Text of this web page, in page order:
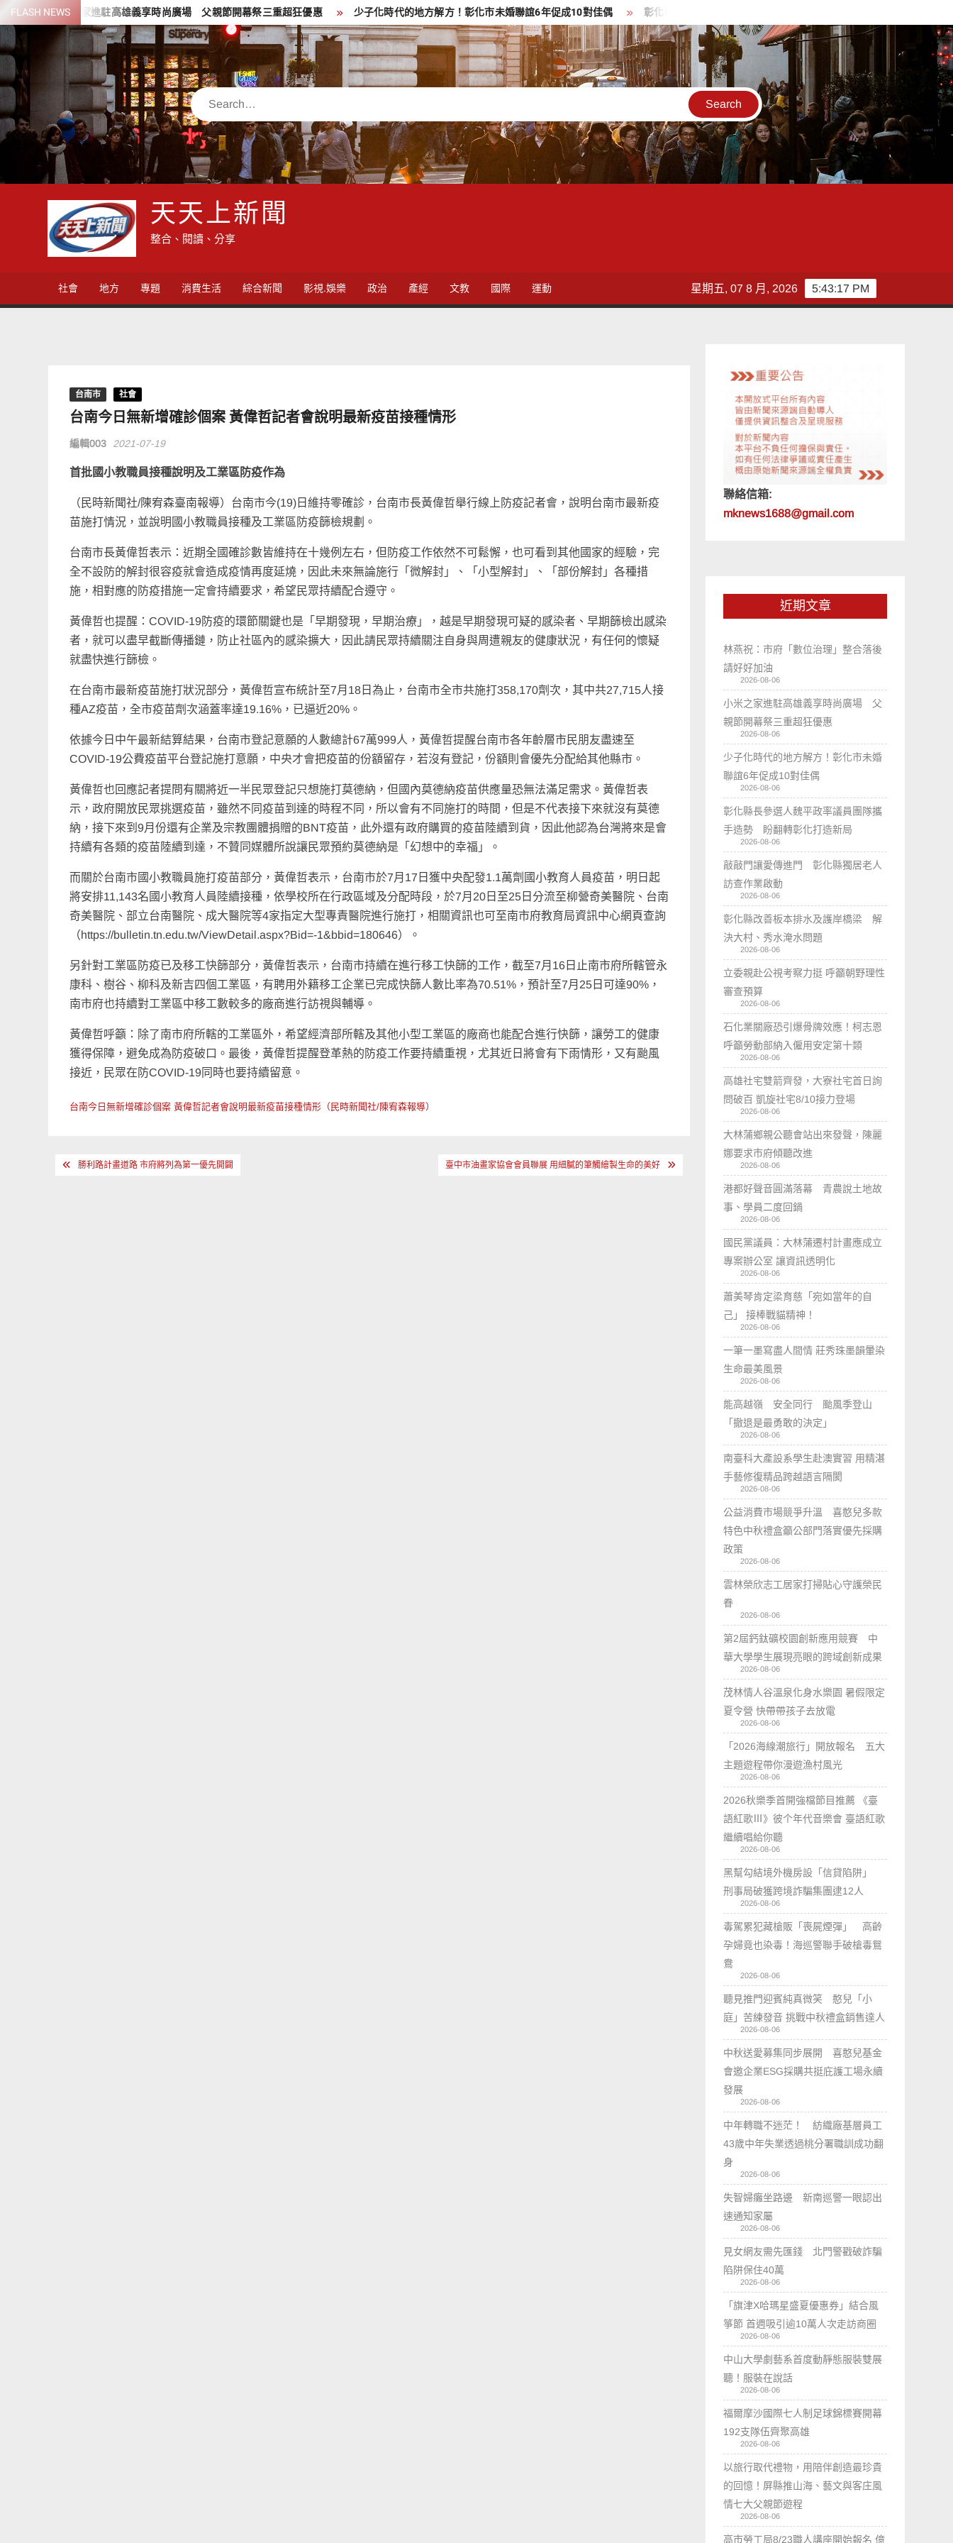
Skip
to
content
FLASH NEWS
小米之家進駐高雄義享時尚廣場 父親節開幕祭三重超狂優惠 少子化時代的地方解方！彰化市未婚聯誼6年促成10對佳偶 彰化縣長參選人魏平政率議員團隊攜手造勢 盼翻轉彰化打造新局
Search
天天上新聞
整合、閱讀、分享
社會 地方 專題 消費生活 綜合新聞 影視.娛樂 政治 產經 文教 國際 運動 5:43:18 PM
星期五, 07 8 月, 2026
台南市 社會
台南今日無新增確診個案 黃偉哲記者會說明最新疫苗接種情形
編輯003 2021-07-19
首批國小教職員接種說明及工業區防疫作為
（民時新聞社/陳宥森臺南報導）台南市今(19)日維持零確診，台南市長黃偉哲舉行線上防疫記者會，說明台南市最新疫
苗施打情況，並說明國小教職員接種及工業區防疫篩檢規劃。
台南市長黃偉哲表示：近期全國確診數皆維持在十幾例左右，但防疫工作依然不可鬆懈，也可看到其他國家的經驗，完
全不設防的解封很容疫就會造成疫情再度延燒，因此未來無論施行「微解封」、「小型解封」、「部份解封」各種措
施，相對應的防疫措施一定會持續要求，希望民眾持續配合遵守。
黃偉哲也提醒：COVID-19防疫的環節關鍵也是「早期發現，早期治療」，越是早期發現可疑的感染者、早期篩檢出感染
者，就可以盡早截斷傳播鏈，防止社區內的感染擴大，因此請民眾持續關注自身與周遭親友的健康狀況，有任何的懷疑
就盡快進行篩檢。
在台南市最新疫苗施打狀況部分，黃偉哲宣布統計至7月18日為止，台南市全市共施打358,170劑次，其中共27,715人接
種AZ疫苗，全市疫苗劑次涵蓋率達19.16%，已逼近20%。
依據今日中午最新結算結果，台南市登記意願的人數總計67萬999人，黃偉哲提醒台南市各年齡層市民朋友盡速至
COVID-19公費疫苗平台登記施打意願，中央才會把疫苗的份額留存，若沒有登記，份額則會優先分配給其他縣市。
黃偉哲也回應記者提問有關將近一半民眾登記只想施打莫德納，但國內莫德納疫苗供應量恐無法滿足需求。黃偉哲表
示，政府開放民眾挑選疫苗，雖然不同疫苗到達的時程不同，所以會有不同施打的時間，但是不代表接下來就沒有莫德
納，接下來到9月份還有企業及宗教團體捐贈的BNT疫苗，此外還有政府購買的疫苗陸續到貨，因此他認為台灣將來是會
持續有各類的疫苗陸續到達，不贊同媒體所說讓民眾預約莫德納是「幻想中的幸福」。
而關於台南市國小教職員施打疫苗部分，黃偉哲表示，台南市於7月17日獲中央配發1.1萬劑國小教育人員疫苗，明日起
將安排11,143名國小教育人員陸續接種，依學校所在行政區域及分配時段，於7月20日至25日分流至柳營奇美醫院、台南
奇美醫院、部立台南醫院、成大醫院等4家指定大型專責醫院進行施打，相關資訊也可至南市府教育局資訊中心網頁查詢
（https://bulletin.tn.edu.tw/ViewDetail.aspx?Bid=-1&bbid=180646）。
另針對工業區防疫已及移工快篩部分，黃偉哲表示，台南市持續在進行移工快篩的工作，截至7月16日止南市府所轄管永
康科、樹谷、柳科及新吉四個工業區，有聘用外籍移工企業已完成快篩人數比率為70.51%，預計至7月25日可達90%，
南市府也持續對工業區中移工數較多的廠商進行訪視與輔導。
黃偉哲呼籲：除了南市府所轄的工業區外，希望經濟部所轄及其他小型工業區的廠商也能配合進行快篩，讓勞工的健康
獲得保障，避免成為防疫破口。最後，黃偉哲提醒登革熱的防疫工作要持續重視，尤其近日將會有下雨情形，又有颱風
接近，民眾在防COVID-19同時也要持續留意。
台南今日無新增確診個案 黃偉哲記者會說明最新疫苗接種情形（民時新聞社/陳宥森報導）
文 勝利路計畫道路 市府將列為第一優先開闢 臺中市油畫家協會會員聯展 用細膩的筆觸繪製生命的美好
聯絡信箱:
mknews1688@gmail.com
近期文章
林燕祝：市府「數位治理」整合落後
請好好加油
2026-08-06
小米之家進駐高雄義享時尚廣場 父
親節開幕祭三重超狂優惠
2026-08-06
少子化時代的地方解方！彰化市未婚
聯誼6年促成10對佳偶
2026-08-06
彰化縣長參選人魏平政率議員團隊攜
手造勢 盼翻轉彰化打造新局
2026-08-06
敲敲門讓愛傳進門 彰化縣獨居老人
訪查作業啟動
2026-08-06
彰化縣改善板本排水及護岸橋梁 解
決大村、秀水淹水問題
2026-08-06
立委親赴公視考察力挺 呼籲朝野理性
審查預算
2026-08-06
石化業關廠恐引爆骨牌效應！柯志恩
呼籲勞動部納入僱用安定第十類
2026-08-06
高雄社宅雙箭齊發，大寮社宅首日詢
問破百 凱旋社宅8/10接力登場
2026-08-06
大林蒲鄉親公聽會站出來發聲，陳麗
娜要求市府傾聽改進
2026-08-06
港都好聲音圓滿落幕 青農說土地故
事、學員二度回鍋
2026-08-06
國民黨議員：大林蒲遷村計畫應成立
專案辦公室 讓資訊透明化
2026-08-06
蕭美琴肯定梁育慈「宛如當年的自
己」 接棒戰貓精神！
2026-08-06
一筆一墨寫盡人間情 莊秀珠墨韻暈染
生命最美風景
2026-08-06
能高越嶺 安全同行 颱風季登山
「撤退是最勇敢的決定」
2026-08-06
南臺科大產設系學生赴澳實習 用精湛
手藝修復精品跨越語言隔閡
2026-08-06
公益消費市場競爭升溫 喜憨兒多款
特色中秋禮盒籲公部門落實優先採購
政策
2026-08-06
雲林榮欣志工居家打掃貼心守護榮民
眷
2026-08-06
第2屆鈣鈦礦校園創新應用競賽 中
華大學學生展現亮眼的跨域創新成果
2026-08-06
茂林情人谷溫泉化身水樂園 暑假限定
夏令營 快帶帶孩子去放電
2026-08-06
「2026海線潮旅行」開放報名 五大
主題遊程帶你漫遊漁村風光
2026-08-06
2026秋樂季首開強檔節目推薦 《臺
語紅歌Ⅲ》彼个年代音樂會 臺語紅歌
繼續唱給你聽
2026-08-06
黑幫勾結境外機房設「信貸陷阱」
刑事局破獲跨境詐騙集團逮12人
2026-08-06
毒駕累犯藏槍販「喪屍煙彈」 高齡
孕婦竟也染毒！海巡警聯手破槍毒鴛
鴦
2026-08-06
聽見推門迎賓純真微笑 憨兒「小
庭」苦練發音 挑戰中秋禮盒銷售達人
2026-08-06
中秋送愛募集同步展開 喜憨兒基金
會邀企業ESG採購共挺庇護工場永續
發展
2026-08-06
中年轉職不迷茫！ 紡織廠基層員工
43歲中年失業透過桃分署職訓成功翻
身
2026-08-06
失智婦癱坐路邊 新南巡警一眼認出
速通知家屬
2026-08-06
見女網友需先匯錢 北門警戳破詐騙
陷阱保住40萬
2026-08-06
「旗津X哈瑪星盛夏優惠券」結合風
箏節 首週吸引逾10萬人次走訪商圈
2026-08-06
中山大學劇藝系首度動靜態服裝雙展
聽！服裝在說話
2026-08-06
福爾摩沙國際七人制足球錦標賽開幕
192支隊伍齊聚高雄
2026-08-06
以旅行取代禮物，用陪伴創造最珍貴
的回憶！屏縣推山海、藝文與客庄風
情七大父親節遊程
2026-08-06
高市勞工局8/23職人講座開始報名 億